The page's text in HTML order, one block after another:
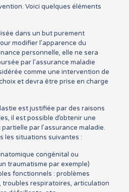
Voici quelques éléments
dans un but purement
modifier l’apparence du
personnelle, elle ne sera
par l’assurance maladie
comme une intervention de
et devra être prise en charge
est justifiée par des raisons
il est possible d’obtenir une
par l’assurance maladie.
les situations suivantes :
congénital ou
traumatisme par exemple)
fonctionnels : problèmes
troubles respiratoires, articulation